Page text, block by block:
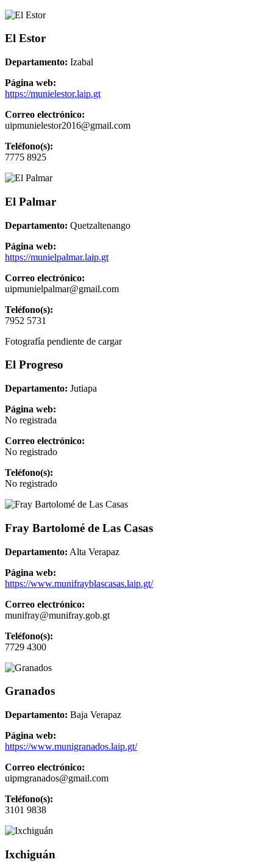
El Estor
Departamento: Izabal
Página web:
https://munielestor.laip.gt
Correo electrónico:
uipmunielestor2016@gmail.com
Teléfono(s):
7775 8925
El Palmar
Departamento: Quetzaltenango
Página web:
https://munielpalmar.laip.gt
Correo electrónico:
uipmunielpalmar@gmail.com
Teléfono(s):
7952 5731
Fotografía pendiente de cargar
El Progreso
Departamento: Jutiapa
Página web:
No registrada
Correo electrónico:
No registrado
Teléfono(s):
No registrado
Fray Bartolomé de Las Casas
Departamento: Alta Verapaz
Página web:
https://www.munifrayblascasas.laip.gt/
Correo electrónico:
munifray@munifray.gob.gt
Teléfono(s):
7729 4300
Granados
Departamento: Baja Verapaz
Página web:
https://www.munigranados.laip.gt/
Correo electrónico:
uipmgranados@gmail.com
Teléfono(s):
3101 9838
Ixchiguán